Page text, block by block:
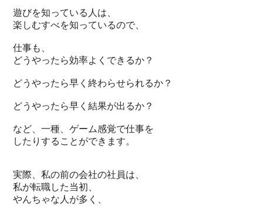
遊びを知っている人は、
楽しむすべを知っているので、
仕事も、
どうやったら効率よくできるか？
どうやったら早く終わらせられるか？
どうやったら早く結果が出るか？
など、一種、ゲーム感覚で仕事を
したりすることができます。
実際、私の前の会社の社員は、
私が転職した当初、
やんちゃな人が多く、